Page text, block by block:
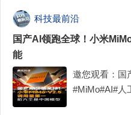
科技最前沿
国产AI领跑全球！小米
能
邀您观看：国
#MiMo#AI#人